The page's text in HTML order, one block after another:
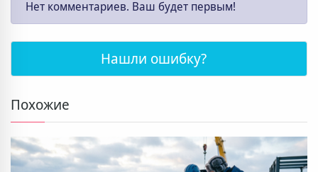
Нет комментариев. Ваш будет первым!
Нашли ошибку?
Похожие